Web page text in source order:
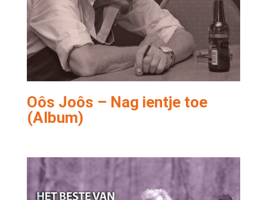
Oôs Joôs – Nag ientje toe
(Album)